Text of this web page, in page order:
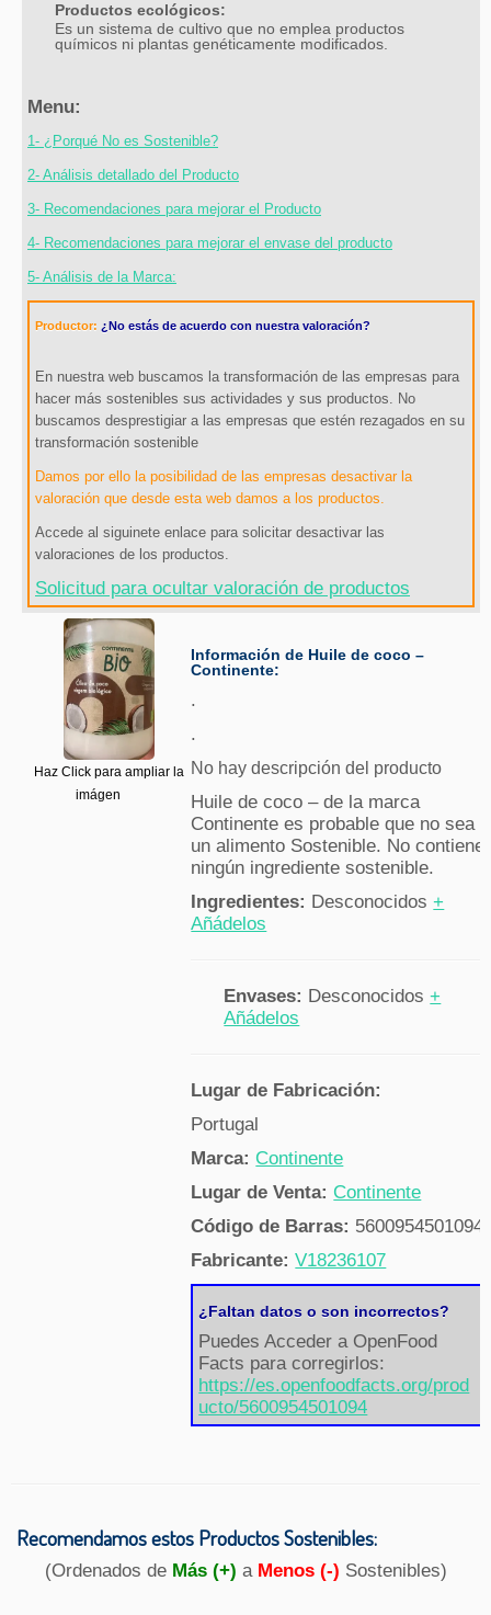
Productos ecológicos:
Es un sistema de cultivo que no emplea productos
químicos ni plantas genéticamente modificados.
Menu:
1- ¿Porqué No es Sostenible?
2- Análisis detallado del Producto
3- Recomendaciones para mejorar el Producto
4- Recomendaciones para mejorar el envase del producto
5- Análisis de la Marca:
Productor: ¿No estás de acuerdo con nuestra valoración?
En nuestra web buscamos la transformación de las empresas para
hacer más sostenibles sus actividades y sus productos. No
buscamos desprestigiar a las empresas que estén rezagados en su
transformación sostenible
Damos por ello la posibilidad de las empresas desactivar la
valoración que desde esta web damos a los productos.
Accede al siguinete enlace para solicitar desactivar las
valoraciones de los productos.
Solicitud para ocultar valoración de productos
Haz Click para ampliar la
imágen
Información de Huile de coco –
Continente:
.
.
No hay descripción del producto
Huile de coco – de la marca
Continente es probable que no sea
un alimento Sostenible. No contiene
ningún ingrediente sostenible.
Ingredientes: Desconocidos+
Añádelos
Envases: Desconocidos+
Añádelos
Lugar de Fabricación:
Portugal
Marca: Continente
Lugar de Venta: Continente
Código de Barras: 5600954501094
Fabricante:V18236107
¿Faltan datos o son incorrectos?
Puedes Acceder a OpenFood
Facts para corregirlos:
https://es.openfoodfacts.org/prod
ucto/5600954501094
Recomendamos estos Productos Sostenibles:
(Ordenados de Más (+) a Menos (-) Sostenibles)